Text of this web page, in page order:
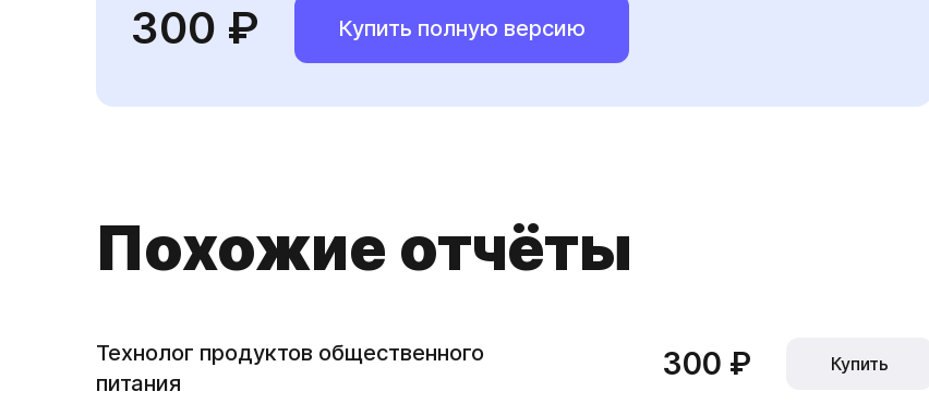
300 ₽ Купить полную версию
Похожие отчёты
Технолог продуктов общественного
питания
Купить
300 ₽